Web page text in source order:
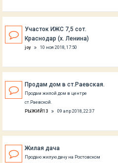
Участок ИЖС 7,5 сот.
Краснодар (х. Ленина)
joy 10 ноя 2018, 17:50
Продам дом в ст.Раевская.
Продам жилой дом в центре
ст.Раевской.
РЫЖИЙ13
09 апр 2018, 22:37
Жилая дача
Продаю жилую дачу на Ростовском